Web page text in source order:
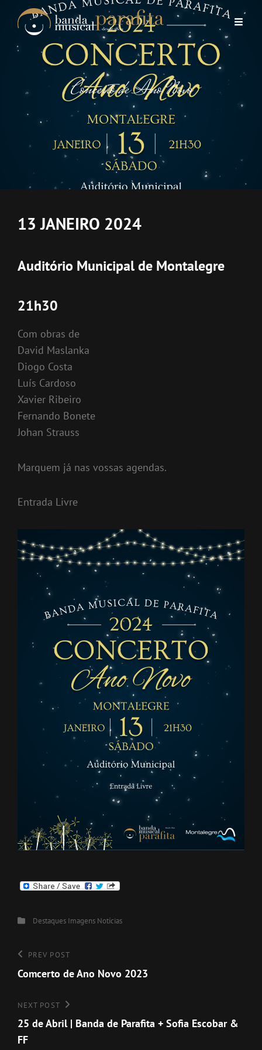
Concerto de Ano Novo
13 JANEIRO 2024
Auditório Municipal de Montalegre
21h30
Com obras de
David Maslanka
Diogo Costa
Luís Cardoso
Xavier Ribeiro
Fernando Bonete
Johan Strauss
Marquem já nas vossas agendas.
Entrada Livre
CategoriesDestaques Imagens Notícias
Navegação
de
Previous
Post
PREV POST
Comcerto de Ano Novo 2023
Next
Post
NEXT POST
25 de Abril | Banda de Parafita + Sofia Escobar &
FF